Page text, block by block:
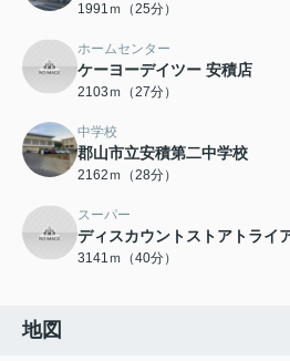
1991ｍ（25分）
ホームセンター
ケーヨーデイツー 安積店
2103ｍ（27分）
中学校
郡山市立安積第二中学校
2162ｍ（28分）
スーパー
ディスカウントストアトライ
3141ｍ（40分）
地図